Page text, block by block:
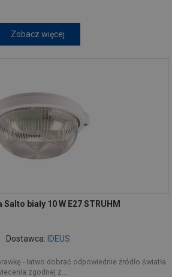
Zobacz więcej
biały 10 W E27 STRUHM
Dostawca: IDEUS
- łatwo dobrać odpowiednie źródło światła
zgodnej z...